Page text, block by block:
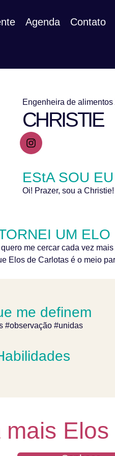
Agenda Contato
Engenheira de
CHRISTIE
EStA SOU EU
Oi! Prazer, sou a Christie!
UM ELO
me cercar cada vez
Elos de Carlotas é o meio
me definem
#observação #unidas
Elos
DANIELA SIEBERT